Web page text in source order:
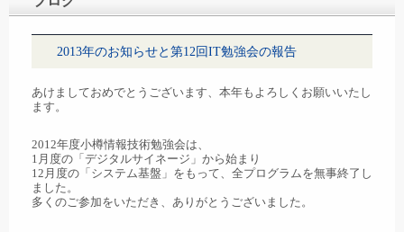
2013年のお知らせと第12回IT勉強会の報告
あけましておめでとうございます、本年もよろしくお願いいたし
ます。
2012年度小樽情報技術勉強会は、
1月度の「デジタルサイネージ」から始まり
12月度の「システム基盤」をもって、全プログラムを無事終了し
ました。
多くのご参加をいただき、ありがとうございました。